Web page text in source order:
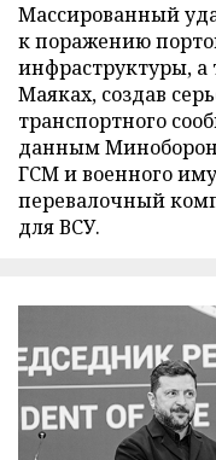
Массированный
к поражению
инфраструктуры,
Маяках, создав
транспортного
данным
ГСМ и военного
перевалочный
для ВСУ.